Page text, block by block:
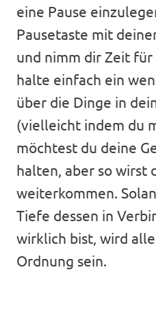
eine Pause
Pausetaste mit
und nimm dir Zeit
halte einfach ein
über die Dinge in
(vielleicht indem du
möchtest du deine
halten, aber so wirst
weiterkommen.
Tiefe dessen in
wirklich bist, wird
Ordnung sein.